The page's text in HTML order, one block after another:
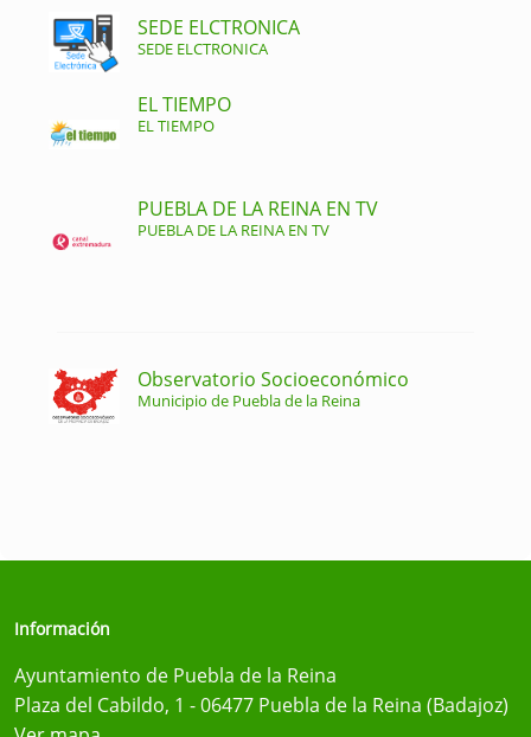
SEDE ELCTRONICA
SEDE ELCTRONICA
EL TIEMPO
EL TIEMPO
PUEBLA DE LA REINA EN TV
PUEBLA DE LA REINA EN TV
Observatorio Socioeconómico
Municipio de Puebla de la Reina
Información
Ayuntamiento de Puebla de la Reina
Plaza del Cabildo, 1 - 06477 Puebla de la Reina (Badajoz)